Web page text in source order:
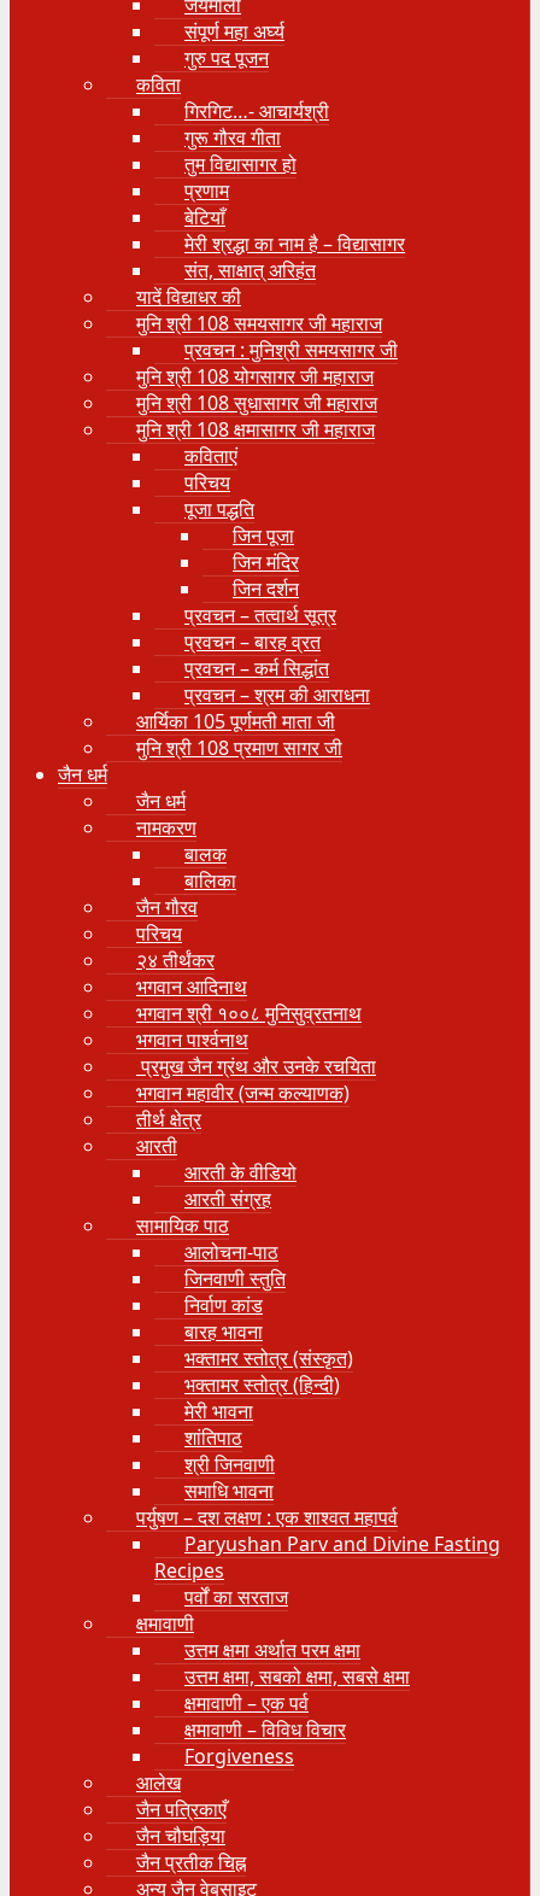
संपूर्ण महा अर्घ्य
गुरु पद पूजन
कविता
गिरगिट…- आचार्यश्री
गुरू गौरव गीता
तुम विद्यासागर हो
प्रणाम
बेटियाँ
मेरी श्रद्धा का नाम है – विद्यासागर
संत, साक्षात् अरिहंत
यादें विद्याधर की
मुनि श्री 108 समयसागर जी महाराज
प्रवचन : मुनिश्री समयसागर जी
मुनि श्री 108 योगसागर जी महाराज
मुनि श्री 108 सुधासागर जी महाराज
मुनि श्री 108 क्षमासागर जी महाराज
कविताएं
परिचय
पूजा पद्धति
जिन पूजा
जिन मंदिर
जिन दर्शन
प्रवचन – तत्वार्थ सूत्र
प्रवचन – बारह व्रत
प्रवचन – कर्म सिद्धांत
प्रवचन – श्रम की आराधना
आर्यिका 105 पूर्णमती माता जी
मुनि श्री 108 प्रमाण सागर जी
जैन धर्म
जैन धर्म
नामकरण
बालक
बालिका
जैन गौरव
परिचय
२४ तीर्थंकर
भगवान आदिनाथ
भगवान श्री १००८ मुनिसुव्रतनाथ
भगवान पार्श्वनाथ
प्रमुख जैन ग्रंथ और उनके रचयिता
भगवान महावीर (जन्म कल्याणक)
तीर्थ क्षेत्र
आरती
आरती के वीडियो
आरती संग्रह
सामायिक पाठ
आलोचना-पाठ
जिनवाणी स्तुति
निर्वाण कांड
बारह भावना
भक्तामर स्तोत्र (संस्कृत)
भक्तामर स्तोत्र (हिन्दी)
मेरी भावना
शांतिपाठ
श्री जिनवाणी
समाधि भावना
पर्युषण – दश लक्षण : एक शाश्वत महापर्व
Paryushan Parv and Divine Fasting
Recipes
पर्वों का सरताज
क्षमावाणी
उत्तम क्षमा अर्थात परम क्षमा
उत्तम क्षमा, सबको क्षमा, सबसे क्षमा
क्षमावाणी – एक पर्व
क्षमावाणी – विविध विचार
Forgiveness
आलेख
जैन पत्रिकाएँ
जैन चौघड़िया
जैन प्रतीक चिह्न
अन्य जैन वेबसाइट